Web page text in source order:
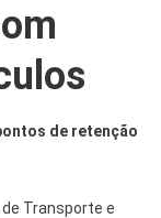
de retenção
Transporte e